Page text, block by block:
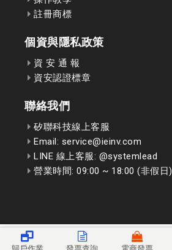
註冊商標
個資與隱私政策
資 安 通 報
資安認證標章
聯絡我們
矽聯科技線上客服
Email: service@ieinv.com
LINE 線上客服: @systemlead
營業時間: 09:00 ~ 18:00 (非假日)